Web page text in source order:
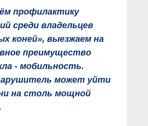
профилактику
среди владельцев
коней», выезжаем на
преимущество
- мобильность.
может уйти
на столь мощной